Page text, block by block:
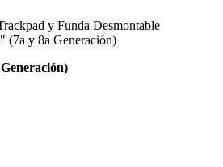
y Funda Desmontable
(7a y 8a Generación)